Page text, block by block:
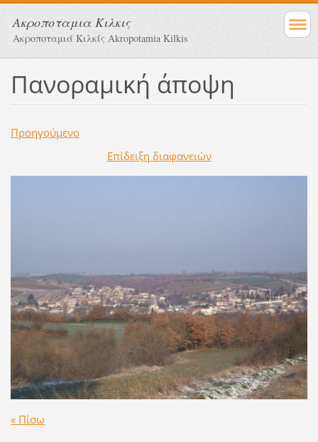
Ακροποταμια Κιλκις
Ακροποταμιά Κιλκίς Akropotamia Kilkis
Πανοραμική άποψη
Προηγούμενο
Επίδειξη διαφανειών
« Πίσω